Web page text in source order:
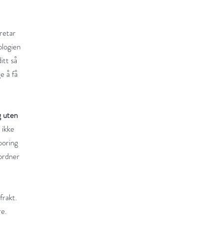
så
å få
uten